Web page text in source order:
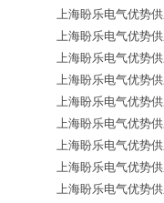
上海盼乐电气优势
上海盼乐电气优势
上海盼乐电气优势
上海盼乐电气优势
上海盼乐电气优势
上海盼乐电气优势
上海盼乐电气优势
上海盼乐电气优势
上海盼乐电气优势